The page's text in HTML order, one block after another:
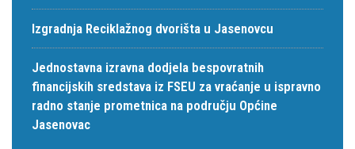
Izgradnja Reciklažnog dvorišta u Jasenovcu
Jednostavna izravna dodjela bespovratnih
financijskih sredstava iz FSEU za vraćanje u ispravno
radno stanje prometnica na području Općine
Jasenovac